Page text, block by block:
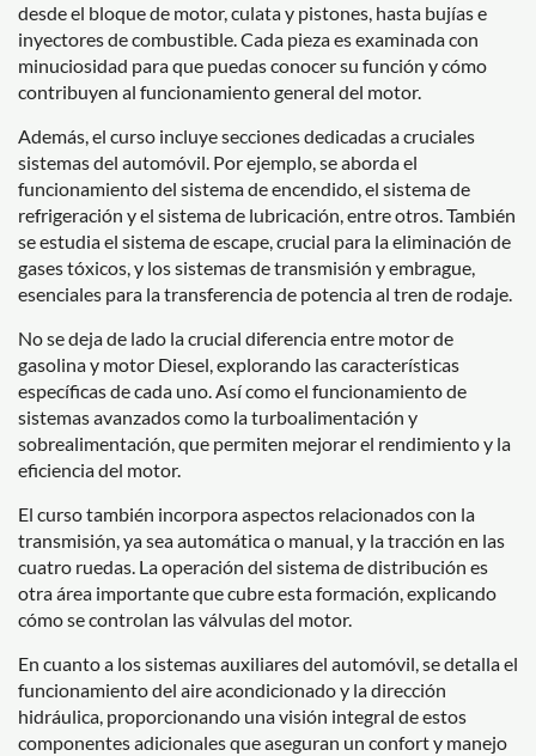
desde el bloque de motor, culata y pistones, hasta bujías e
inyectores de combustible. Cada pieza es examinada con
minuciosidad para que puedas conocer su función y cómo
contribuyen al funcionamiento general del motor.
Además, el curso incluye secciones dedicadas a cruciales
sistemas del automóvil. Por ejemplo, se aborda el
funcionamiento del sistema de encendido, el sistema de
refrigeración y el sistema de lubricación, entre otros. También
se estudia el sistema de escape, crucial para la eliminación de
gases tóxicos, y los sistemas de transmisión y embrague,
esenciales para la transferencia de potencia al tren de rodaje.
No se deja de lado la crucial diferencia entre motor de
gasolina y motor Diesel, explorando las características
específicas de cada uno. Así como el funcionamiento de
sistemas avanzados como la turboalimentación y
sobrealimentación, que permiten mejorar el rendimiento y la
eficiencia del motor.
El curso también incorpora aspectos relacionados con la
transmisión, ya sea automática o manual, y la tracción en las
cuatro ruedas. La operación del sistema de distribución es
otra área importante que cubre esta formación, explicando
cómo se controlan las válvulas del motor.
En cuanto a los sistemas auxiliares del automóvil, se detalla el
funcionamiento del aire acondicionado y la dirección
hidráulica, proporcionando una visión integral de estos
componentes adicionales que aseguran un confort y manejo